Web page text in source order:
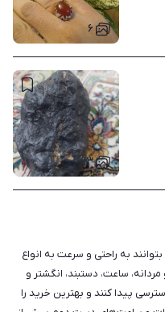
۶
۳
بتوانند به راحتی و سرعت به انواع
ساعت، دستبند، انگشتر و
پیدا کنند و بهترین خرید را